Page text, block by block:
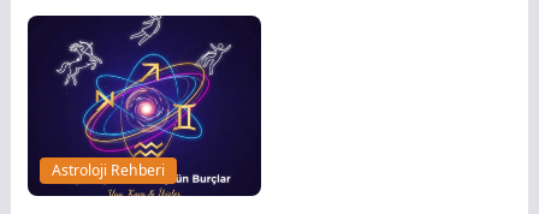
geliyor. Astrolojik olarak...
Astroloji Rehberi